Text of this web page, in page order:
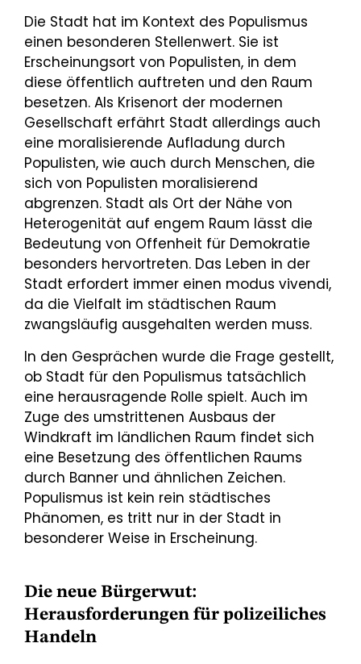
Die Stadt hat im Kontext des Populismus
einen besonderen Stellenwert. Sie ist
Erscheinungsort von Populisten, in dem
diese öffentlich auftreten und den Raum
besetzen. Als Krisenort der modernen
Gesellschaft erfährt Stadt allerdings auch
eine moralisierende Aufladung durch
Populisten, wie auch durch Menschen, die
sich von Populisten moralisierend
abgrenzen. Stadt als Ort der Nähe von
Heterogenität auf engem Raum lässt die
Bedeutung von Offenheit für Demokratie
besonders hervortreten. Das Leben in der
Stadt erfordert immer einen modus vivendi,
da die Vielfalt im städtischen Raum
zwangsläufig ausgehalten werden muss.
In den Gesprächen wurde die Frage gestellt,
ob Stadt für den Populismus tatsächlich
eine herausragende Rolle spielt. Auch im
Zuge des umstrittenen Ausbaus der
Windkraft im ländlichen Raum findet sich
eine Besetzung des öffentlichen Raums
durch Banner und ähnlichen Zeichen.
Populismus ist kein rein städtisches
Phänomen, es tritt nur in der Stadt in
besonderer Weise in Erscheinung.
Die neue Bürgerwut:
Herausforderungen für polizeiliches
Handeln